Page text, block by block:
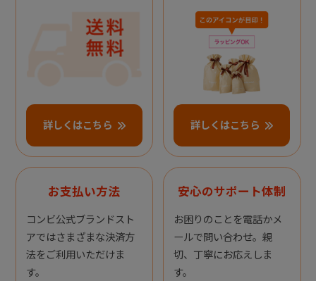
詳しくはこちら 詳しくはこちら
お支払い方法
コンビ公式ブランドスト
アではさまざまな決済方
法をご利用いただけま
す。
安心のサポート体制
お困りのことを電話かメ
ールで問い合わせ。親
切、丁寧にお応えしま
す。